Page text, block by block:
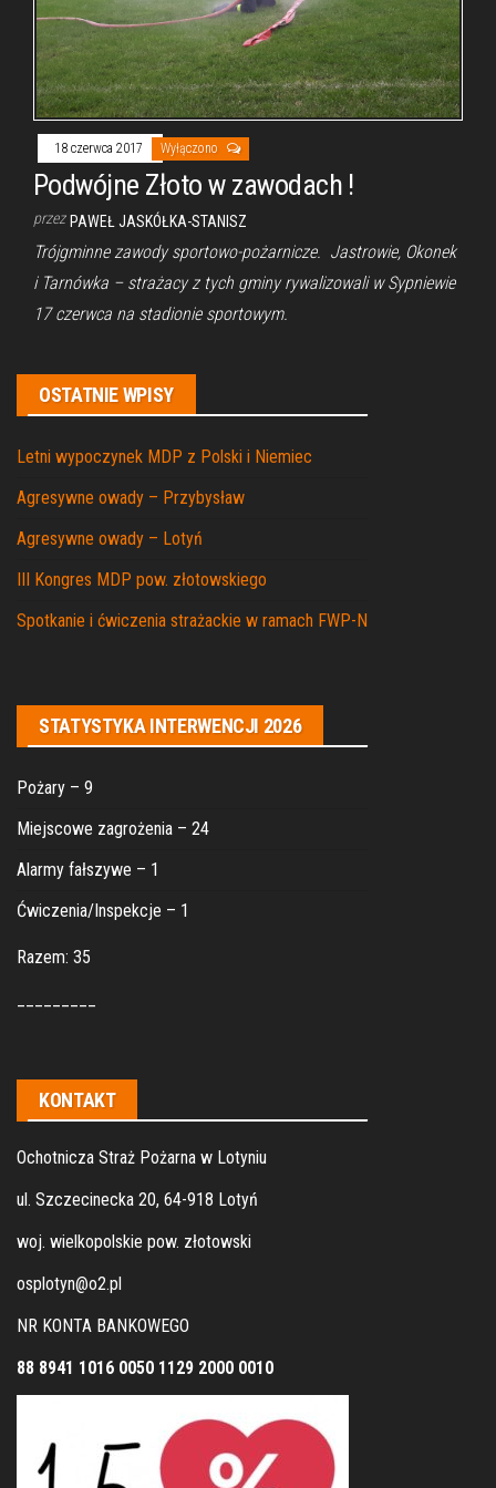
18 czerwca 2017 Wyłączono
Podwójne Złoto w zawodach !
przez PAWEŁ JASKÓŁKA-STANISZ
Trójgminne zawody sportowo-pożarnicze. Jastrowie, Okonek
i Tarnówka – strażacy z tych gminy rywalizowali w Sypniewie
17 czerwca na stadionie sportowym.
OSTATNIE WPISY
Letni wypoczynek MDP z Polski i Niemiec
Agresywne owady – Przybysław
Agresywne owady – Lotyń
III Kongres MDP pow. złotowskiego
Spotkanie i ćwiczenia strażackie w ramach FWP-N
STATYSTYKA INTERWENCJI 2026
Pożary – 9
Miejscowe zagrożenia – 24
Alarmy fałszywe – 1
Ćwiczenia/Inspekcje – 1
Razem: 35
KONTAKT
Ochotnicza Straż Pożarna w Lotyniu
ul. Szczecinecka 20, 64-918 Lotyń
woj. wielkopolskie pow. złotowski
osplotyn@o2.pl
NR KONTA BANKOWEGO
88 8941 1016 0050 1129 2000 0010